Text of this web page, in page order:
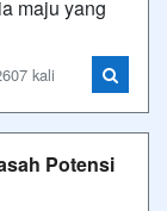
maju yang
kali
Potensi